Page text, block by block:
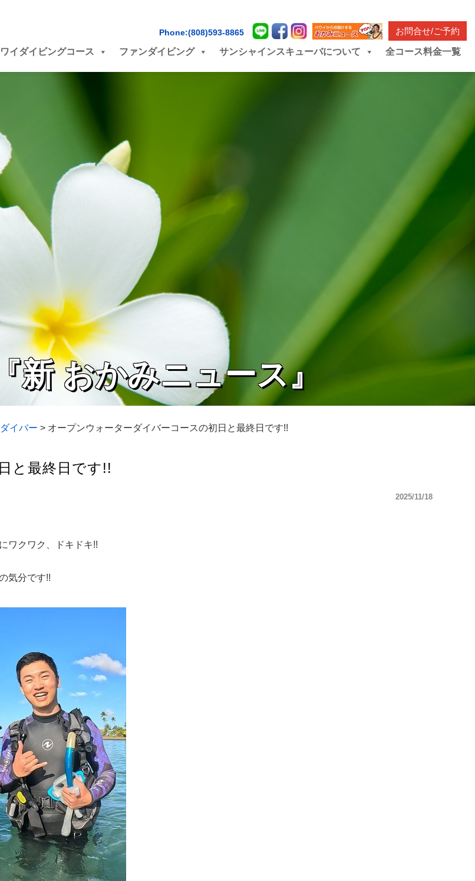
Phone:(808)593-8865 お問合せ/ご予約
イダイビングコース ファンダイビング サンシャインスキューバについて 全コース料金一覧
新 おかみニュース』
イバー > オープンウォーターダイバーコースの初日と最終日です!!
と最終日です!!
2025/11/18
ワクワク、ドキドキ!!
気分です!!